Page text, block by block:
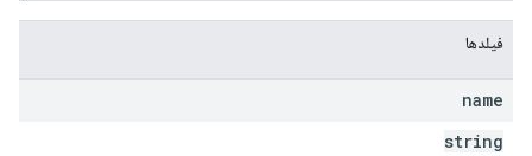
فیلدها
name
string